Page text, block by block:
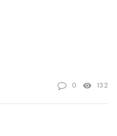
0 132